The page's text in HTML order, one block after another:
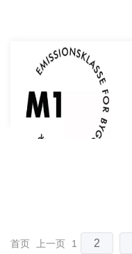
首页 上一页 1 2